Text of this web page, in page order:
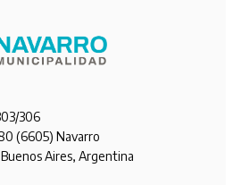
306
(6605) Navarro
Aires, Argentina